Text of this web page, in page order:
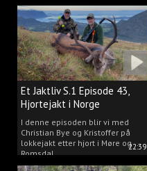
22:39
Et Jaktliv S.1 Episode 43,
Hjortejakt i Norge
I denne episoden blir vi med
Christian Bye og Kristoffer på
lokkejakt etter hjort i Møre og
Romsdal.